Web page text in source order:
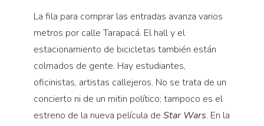
Voces y lecturas
La fila para comprar las entradas avanza varios
metros por calle Tarapacá. El hall y el
estacionamiento de bicicletas también están
colmados de gente. Hay estudiantes,
oficinistas, artistas callejeros. No se trata de un
concierto ni de un mitin político; tampoco es el
estreno de la nueva película de Star Wars. En la